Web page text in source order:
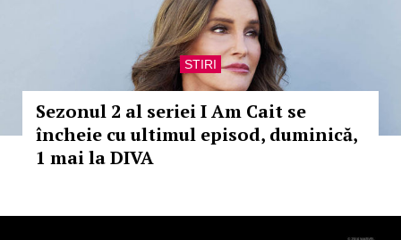
STIRI
Sezonul 2 al seriei I Am Cait se
încheie cu ultimul episod, duminică,
1 mai la DIVA